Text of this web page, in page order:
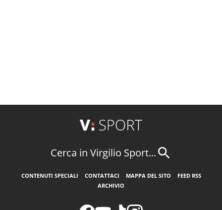
Cerca in Virgilio Sport...
CONTENUTI SPECIALI CONTATTACI MAPPA DEL SITO
FEED RSS
ARCHIVIO